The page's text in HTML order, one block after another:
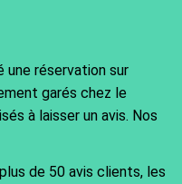
réservation sur
garés chez le
à laisser un avis. Nos
de 50 avis clients, les